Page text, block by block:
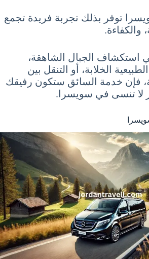
توفر بذلك تجربة فريدة تجمع
والكفاءة.
الجبال الشاهقة،
الخلابة، أو التنقل بين
فإن خدمة السائق ستكون رفيقك
لا تنسى في سويسرا.